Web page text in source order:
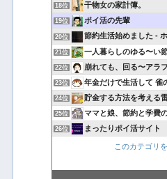
18位 干物女の家計簿。
19位 ポイ活の先輩
20位 節約生活始めました -
21位 一人暮らしのゆる〜い
22位 崩れても、回る〜アラフ
23位 年金だけで生活して 雀
24位 貯金する方法を考える
25位 ママと娘、節約と学費の
26位 まったりポイ活サイト
このカテゴリ